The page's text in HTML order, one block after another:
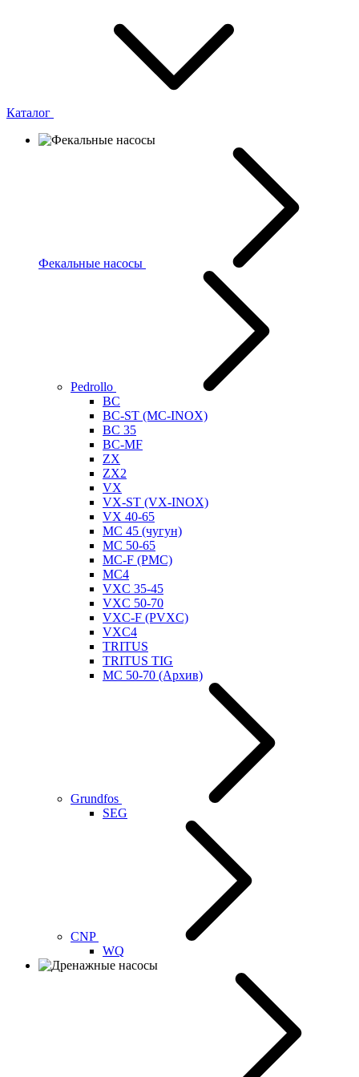
Каталог
Фекальные насосы
Pedrollo
BC
BC-ST (MC-INOX)
BC 35
BC-MF
ZX
ZX2
VX
VX-ST (VX-INOX)
VX 40-65
MC 45 (чугун)
MC 50-65
MC-F (PMC)
MC4
VXC 35-45
VXC 50-70
VXC-F (PVXC)
VXC4
TRITUS
TRITUS TIG
MC 50-70 (Архив)
Grundfos
SEG
CNP
WQ